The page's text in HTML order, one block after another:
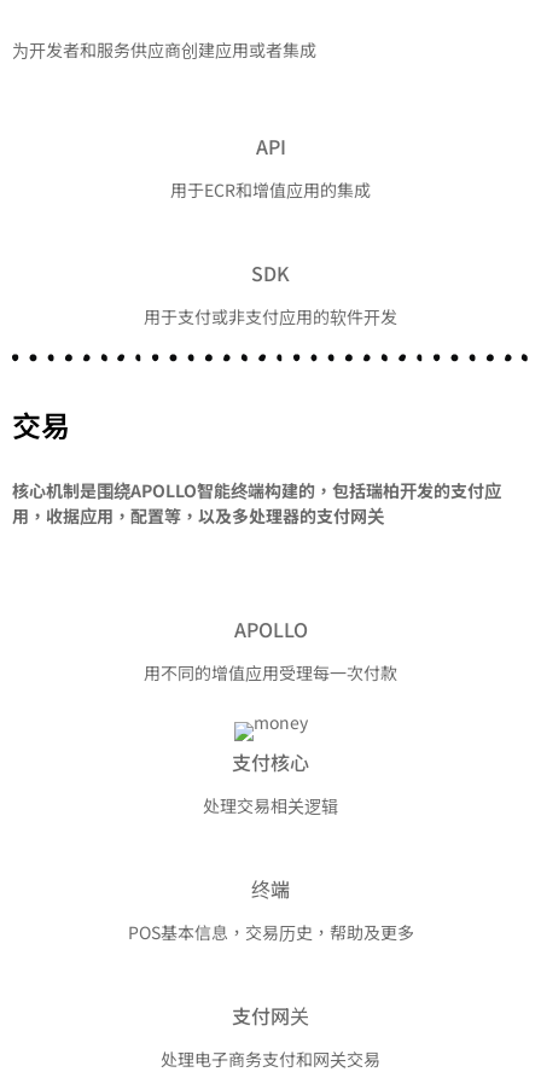
为开发者和服务供应商创建应用或者集成
API
用于ECR和增值应用的集成
SDK
用于支付或非支付应用的软件开发
交易
核心机制是围绕APOLLO智能终端构建的，包括瑞柏开发的支付应
用，收据应用，配置等，以及多处理器的支付网关
APOLLO
用不同的增值应用受理每一次付款
支付核心
处理交易相关逻辑
终端
POS基本信息，交易历史，帮助及更多
支付网关
处理电子商务支付和网关交易